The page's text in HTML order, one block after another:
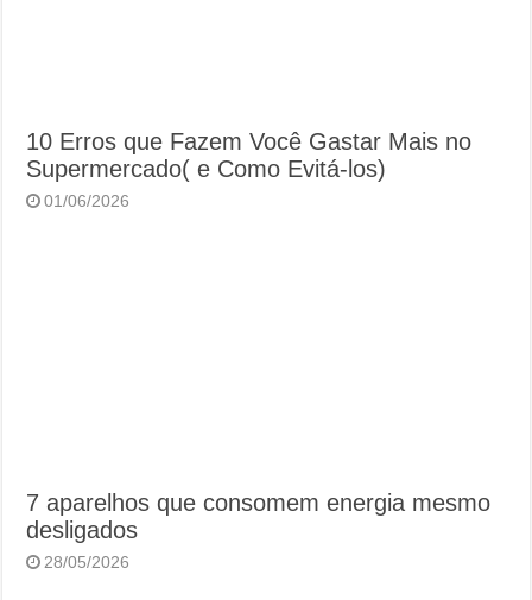
10 Erros que Fazem Você Gastar Mais no
Supermercado( e Como Evitá-los)
01/06/2026
7 aparelhos que consomem energia mesmo
desligados
28/05/2026